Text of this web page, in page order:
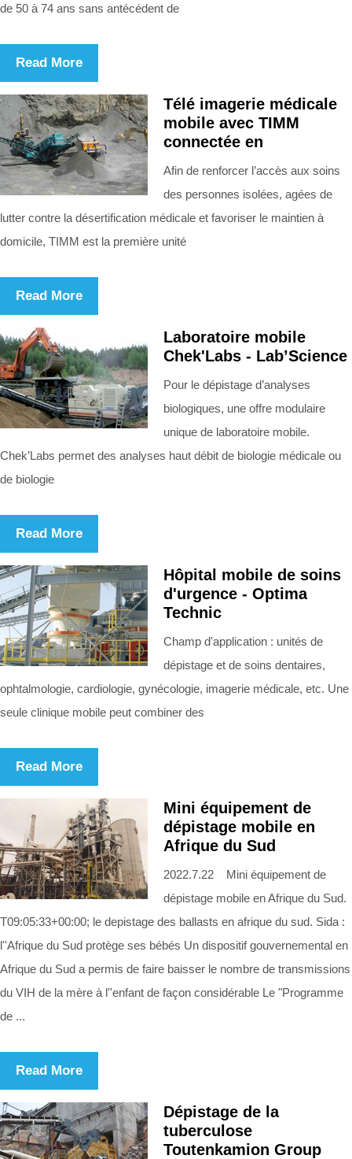
de 50 à 74 ans sans antécédent de
Read More
Télé imagerie médicale
mobile avec TIMM
connectée en
Afin de renforcer l’accès aux soins
des personnes isolées, agées de
lutter contre la désertification médicale et favoriser le maintien à
domicile, TIMM est la première unité
Read More
Laboratoire mobile
Chek'Labs - Lab’Science
Pour le dépistage d’analyses
biologiques, une offre modulaire
unique de laboratoire mobile.
Chek’Labs permet des analyses haut débit de biologie médicale ou
de biologie
Read More
Hôpital mobile de soins
d'urgence - Optima
Technic
Champ d'application : unités de
dépistage et de soins dentaires,
ophtalmologie, cardiologie, gynécologie, imagerie médicale, etc. Une
seule clinique mobile peut combiner des
Read More
Mini équipement de
dépistage mobile en
Afrique du Sud
2022.7.22 Mini équipement de
dépistage mobile en Afrique du Sud.
T09:05:33+00:00; le depistage des ballasts en afrique du sud. Sida :
l''Afrique du Sud protège ses bébés Un dispositif gouvernemental en
Afrique du Sud a permis de faire baisser le nombre de transmissions
du VIH de la mère à l''enfant de façon considérable Le "Programme
de ...
Read More
Dépistage de la
tuberculose
Toutenkamion Group